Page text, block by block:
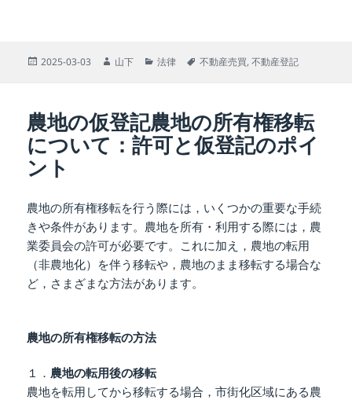
投
2025-03-03
作
山下
カ
ー
法律
タ
不動産売買,不動産登記
農地の仮登記農地の所有権移転
について：許可と仮登記のポイ
ント
農地の所有権移転を行う際には，いくつかの重要な手続
きや条件があります。農地を所有・利用する際には，農
業委員会の許可が必要です。これに加え，農地の転用
（非農地化）を伴う移転や，農地のまま移転する場合な
ど，さまざまな方法があります。
農地の所有権移転の方法
１． 農地の転用後の移転
農地を転用してから移転する場合，市街化区域にある農